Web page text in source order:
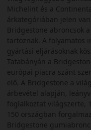
Michelint és a
árkategóriában jelen
Bridgestone abroncsok
tartoznak. A folyamatos
gyártási eljárásoknak
Tatabányán a
európai piacra szánt
elő. A Bridgestone a
árbevétel alapján,
foglalkoztat világszerte,
150 országban
Bridgestone